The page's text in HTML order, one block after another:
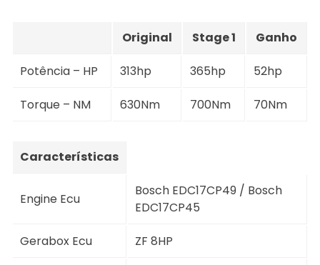
Original Stage 1 Ganho
Potência – HP 313hp 365hp 52hp
Torque – NM 630Nm 700Nm 70Nm
Características
Engine Ecu
Bosch EDC17CP49 / Bosch
EDC17CP45
Gerabox Ecu ZF 8HP